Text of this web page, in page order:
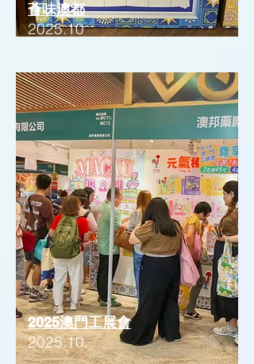
薈味澳都
2025.10
2025澳門工展會
2025.10